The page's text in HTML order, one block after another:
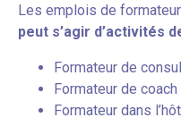
Les emplois de
peut s’agir d’activités
Formateur de
Formateur de
Formateur dans